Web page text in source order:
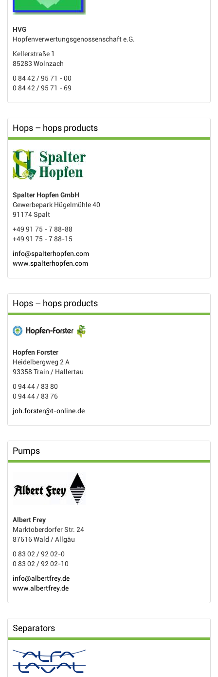
HVG
Hopfenverwertungsgenossenschaft e.G.
Kellerstraße 1
85283 Wolnzach
0 84 42 / 95 71 - 00
0 84 42 / 95 71 - 69
Hops – hops products
Spalter Hopfen GmbH
Gewerbepark Hügelmühle 40
91174 Spalt
+49 91 75 - 7 88-88
+49 91 75 - 7 88-15
info@spalterhopfen.com
www.spalterhopfen.com
Hops – hops products
Hopfen Forster
Heidelbergweg 2 A
93358 Train / Hallertau
0 94 44 / 83 80
0 94 44 / 83 76
joh.forster@t-online.de
Pumps
Albert Frey
Marktoberdorfer Str. 24
87616 Wald / Allgäu
0 83 02 / 92 02-0
0 83 02 / 92 02-10
info@albertfrey.de
www.albertfrey.de
Separators